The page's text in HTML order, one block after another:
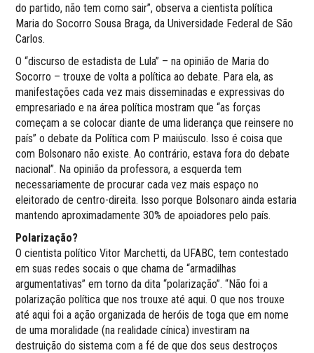
do partido, não tem como sair”, observa a cientista política
Maria do Socorro Sousa Braga, da Universidade Federal de São
Carlos.
O “discurso de estadista de Lula” – na opinião de Maria do
Socorro – trouxe de volta a política ao debate. Para ela, as
manifestações cada vez mais disseminadas e expressivas do
empresariado e na área política mostram que “as forças
começam a se colocar diante de uma liderança que reinsere no
país” o debate da Política com P maiúsculo. Isso é coisa que
com Bolsonaro não existe. Ao contrário, estava fora do debate
nacional”. Na opinião da professora, a esquerda tem
necessariamente de procurar cada vez mais espaço no
eleitorado de centro-direita. Isso porque Bolsonaro ainda estaria
mantendo aproximadamente 30% de apoiadores pelo país.
Polarização?
O cientista político Vitor Marchetti, da UFABC, tem contestado
em suas redes socais o que chama de “armadilhas
argumentativas” em torno da dita “polarização”. “Não foi a
polarização política que nos trouxe até aqui. O que nos trouxe
até aqui foi a ação organizada de heróis de toga que em nome
de uma moralidade (na realidade cínica) investiram na
destruição do sistema com a fé de que dos seus destroços